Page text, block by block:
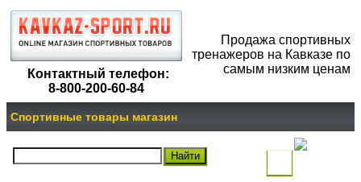
Контактный телефон:
8-800-200-60-84
Продажа спортивных
тренажеров на Кавказе по
самым низким ценам
Спортивные товары магазин